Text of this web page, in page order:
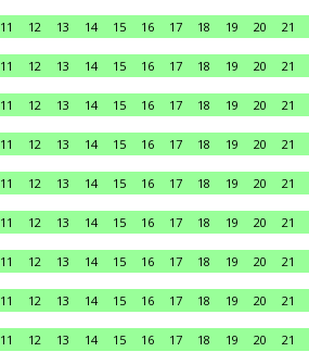
11 12 13 14 15 16 17 18 19 20 21
11 12 13 14 15 16 17 18 19 20 21
11 12 13 14 15 16 17 18 19 20 21
11 12 13 14 15 16 17 18 19 20 21
11 12 13 14 15 16 17 18 19 20 21
11 12 13 14 15 16 17 18 19 20 21
11 12 13 14 15 16 17 18 19 20 21
11 12 13 14 15 16 17 18 19 20 21
11 12 13 14 15 16 17 18 19 20 21